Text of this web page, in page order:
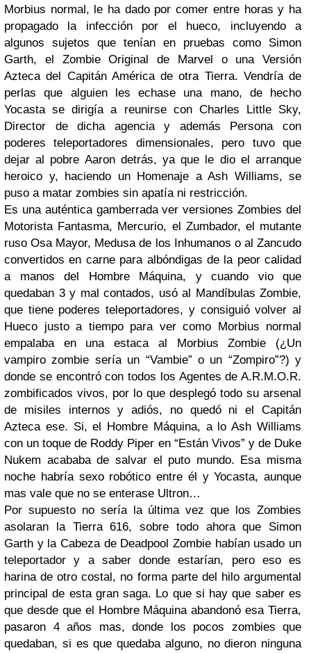
Morbius normal, le ha dado por comer entre horas y ha
propagado la infección por el hueco, incluyendo a
algunos sujetos que tenían en pruebas como Simon
Garth, el Zombie Original de Marvel o una Versión
Azteca del Capitán América de otra Tierra. Vendría de
perlas que alguien les echase una mano, de hecho
Yocasta se dirigía a reunirse con Charles Little Sky,
Director de dicha agencia y además Persona con
poderes teleportadores dimensionales, pero tuvo que
dejar al pobre Aaron detrás, ya que le dio el arranque
heroico y, haciendo un Homenaje a Ash Williams, se
puso a matar zombies sin apatía ni restricción.
Es una auténtica gamberrada ver versiones Zombies del
Motorista Fantasma, Mercurio, el Zumbador, el mutante
ruso Osa Mayor, Medusa de los Inhumanos o al Zancudo
convertidos en carne para albóndigas de la peor calidad
a manos del Hombre Máquina, y cuando vio que
quedaban 3 y mal contados, usó al Mandíbulas Zombie,
que tiene poderes teleportadores, y consiguió volver al
Hueco justo a tiempo para ver como Morbius normal
empalaba en una estaca al Morbius Zombie (¿Un
vampiro zombie sería un “Vambie” o un “Zompiro”?) y
donde se encontró con todos los Agentes de A.R.M.O.R.
zombificados vivos, por lo que desplegó todo su arsenal
de misiles internos y adiós, no quedó ni el Capitán
Azteca ese. Si, el Hombre Máquina, a lo Ash Williams
con un toque de Roddy Piper en “Están Vivos” y de Duke
Nukem acababa de salvar el puto mundo. Esa misma
noche habría sexo robótico entre él y Yocasta, aunque
mas vale que no se enterase Ultron…
Por supuesto no sería la última vez que los Zombies
asolaran la Tierra 616, sobre todo ahora que Simon
Garth y la Cabeza de Deadpool Zombie habían usado un
teleportador y a saber donde estarían, pero eso es
harina de otro costal, no forma parte del hilo argumental
principal de esta gran saga. Lo que si hay que saber es
que desde que el Hombre Máquina abandonó esa Tierra,
pasaron 4 años mas, donde los pocos zombies que
quedaban, si es que quedaba alguno, no dieron ninguna